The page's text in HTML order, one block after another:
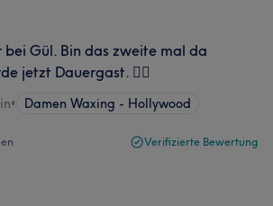
Gül. Bin das zweite mal da
jetzt Dauergast. ✌🏼
• Damen Waxing - Hollywood
Verifizierte Bewertung